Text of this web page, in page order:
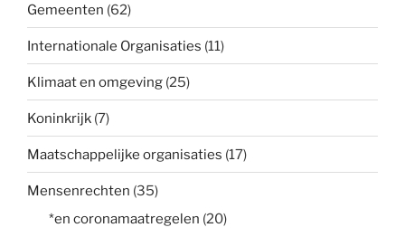
Gemeenten (62)
Internationale Organisaties (11)
Klimaat en omgeving (25)
Koninkrijk (7)
Maatschappelijke organisaties (17)
Mensenrechten (35)
*en coronamaatregelen (20)